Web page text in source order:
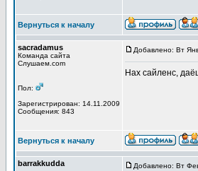
Вернуться к началу
sacradamus
Команда сайта
Слушаем.com
Пол:
Зарегистрирован: 14.11.2009
Сообщения: 843
Добавлено: Вт
Нах сайленс,
Вернуться к началу
barrakkudda Добавлено: Вт